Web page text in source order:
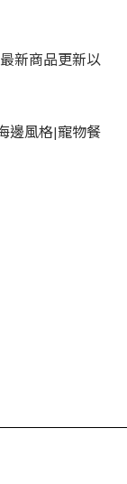
新商品更新以
邊風格|寵物餐